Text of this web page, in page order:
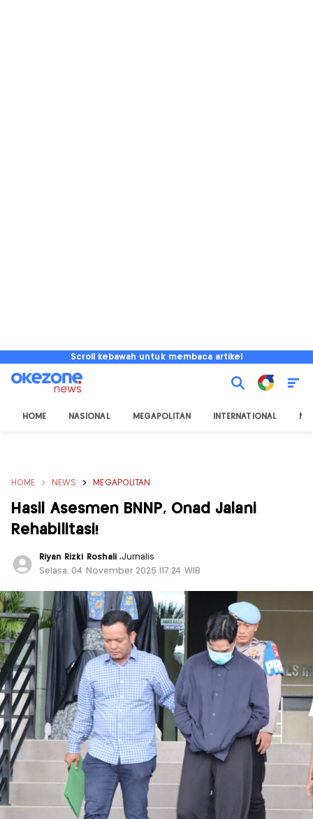
Scroll kebawah untuk membaca artikel
HOME NASIONAL MEGAPOLITAN INTERNATIONAL
HOME NEWS MEGAPOLITAN
Hasil Asesmen BNNP, Onad Jalani
Rehabilitasi!
Riyan Rizki Roshali ,Jurnalis
Selasa, 04 November 2025 |17:24 WIB